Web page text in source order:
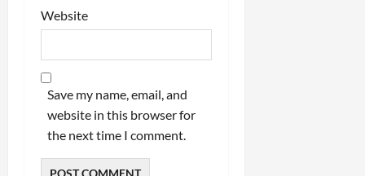
Website
Save my name, email, and
website in this browser for
the next time I comment.